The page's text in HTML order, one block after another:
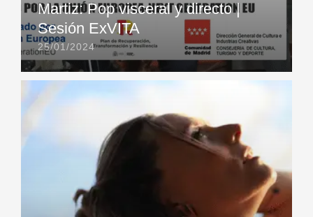
Martiz: Pop visceral y directo |
Sesión ExVITA
25/01/2024